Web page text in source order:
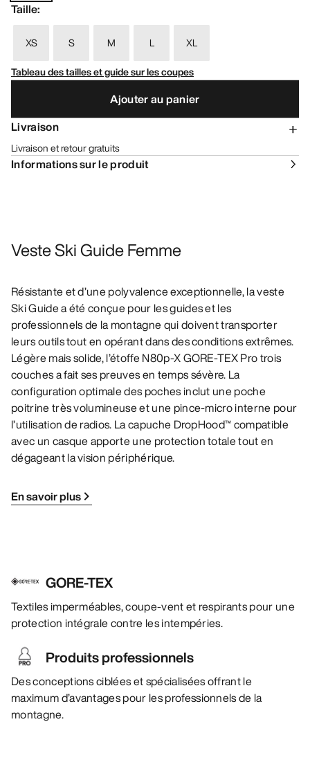
Taille:
XS S M L
XL
Tableau des tailles et guide sur les coupes
Ajouter au panier
Livraison
Livraison et retour gratuits
Informations sur le produit
Veste Ski Guide Femme
Résistante et d’une polyvalence exceptionnelle, la veste
Ski Guide a été conçue pour les guides et les
professionnels de la montagne qui doivent transporter
leurs outils tout en opérant dans des conditions extrêmes.
Légère mais solide, l’étoffe N80p-X GORE-TEX Pro trois
couches a fait ses preuves en temps sévère. La
configuration optimale des poches inclut une poche
poitrine très volumineuse et une pince-micro interne pour
l’utilisation de radios. La capuche DropHood™ compatible
avec un casque apporte une protection totale tout en
dégageant la vision périphérique.
En savoir plus
GORE-TEX
Textiles imperméables, coupe-vent et respirants pour une
protection intégrale contre les intempéries.
Produits professionnels
Des conceptions ciblées et spécialisées offrant le
maximum d’avantages pour les professionnels de la
montagne.